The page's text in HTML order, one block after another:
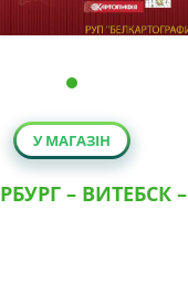
У МАГАЗІН
– ВИТЕБСК –